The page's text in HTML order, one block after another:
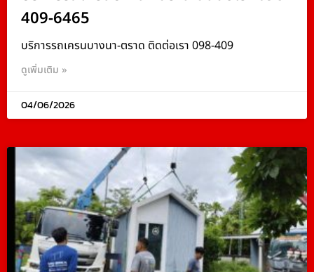
409-6465
บริการรถเครนบางนา-ตราด ติดต่อเรา 098-409
ดูเพิ่มเติม »
04/06/2026